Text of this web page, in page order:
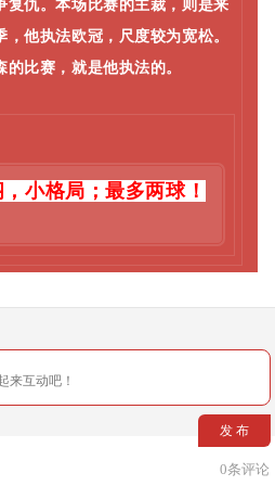
复仇。本场比赛的主裁，则是来
他执法欧冠，尺度较为宽松。
比赛，就是他执法的。
小格局；最多两球！
发 布
0条评论